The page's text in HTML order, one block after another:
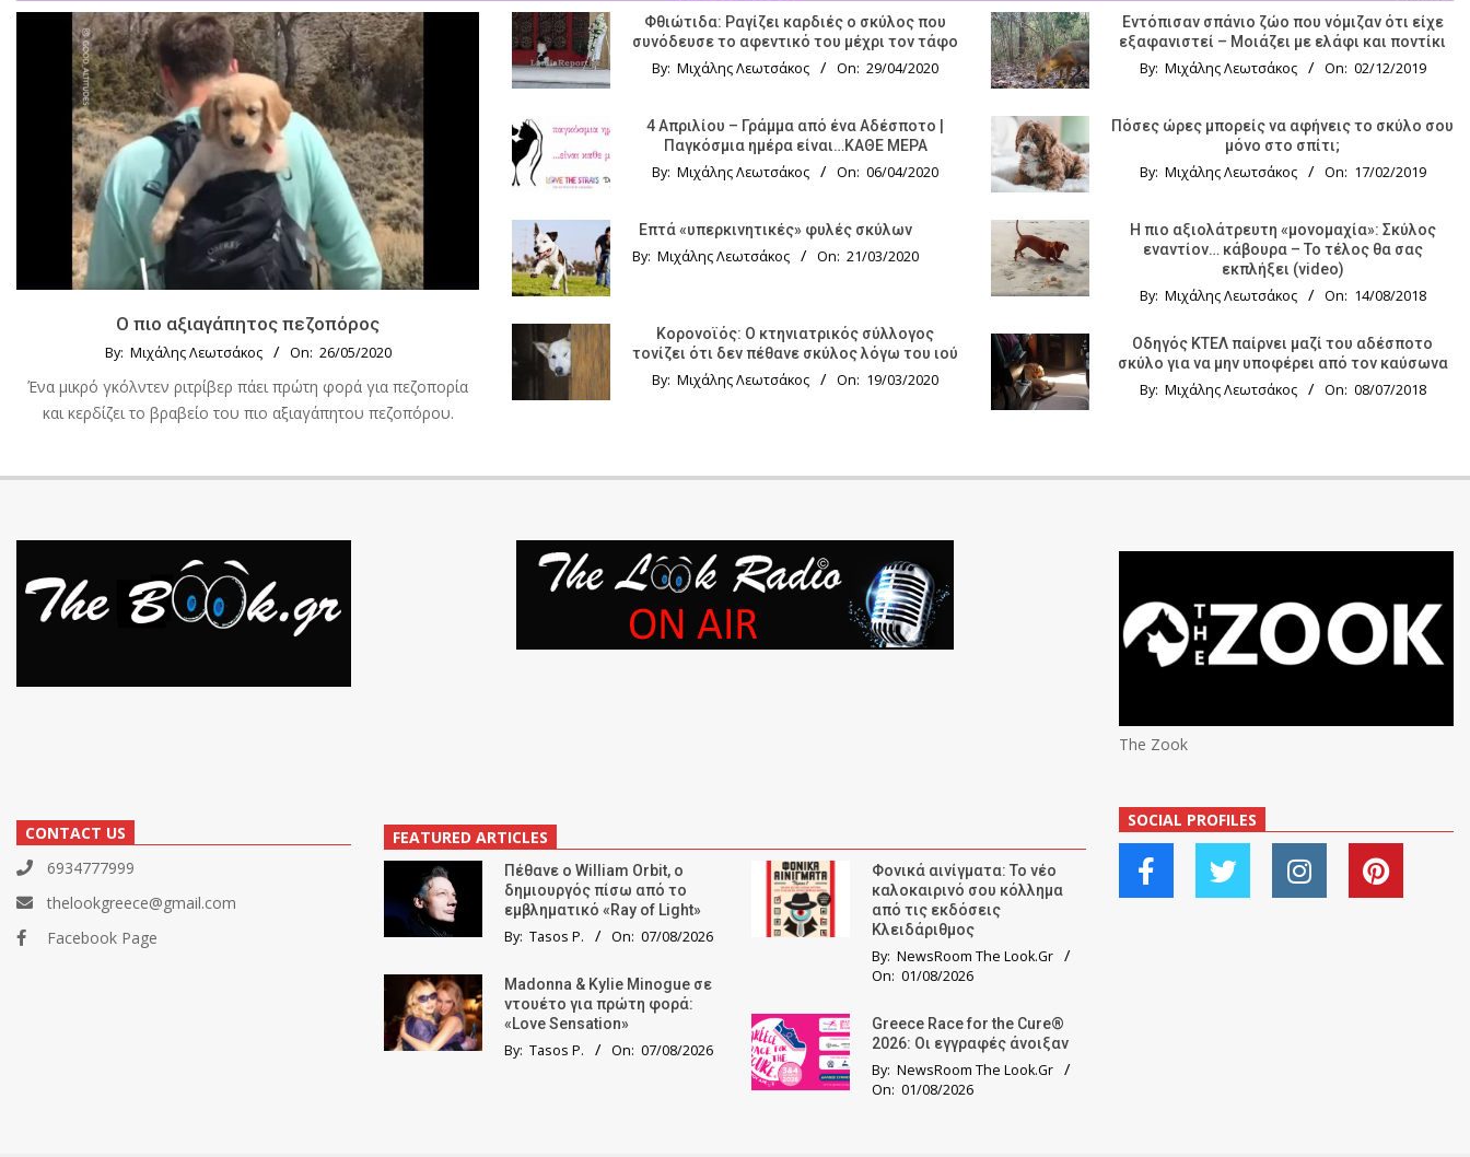
Ο πιο αξιαγάπητος πεζοπόρος
By: Μιχάλης Λεωτσάκος On: 26/05/2020
Ένα μικρό γκόλντεν ριτρίβερ πάει πρώτη φορά για πεζοπορία
και κερδίζει το βραβείο του πιο αξιαγάπητου πεζοπόρου.
Φθιώτιδα: Ραγίζει καρδιές ο σκύλος που
συνόδευσε το αφεντικό του μέχρι τον τάφο
By: Μιχάλης Λεωτσάκος On: 29/04/2020
4 Απριλίου – Γράμμα από ένα Αδέσποτο |
Παγκόσμια ημέρα είναι…ΚΑΘΕ ΜΕΡΑ
By: Μιχάλης Λεωτσάκος On: 06/04/2020
Επτά «υπερκινητικές» φυλές σκύλων
By: Μιχάλης Λεωτσάκος On: 21/03/2020
Κορονοϊός: Ο κτηνιατρικός σύλλογος
τονίζει ότι δεν πέθανε σκύλος λόγω του ιού
By: Μιχάλης Λεωτσάκος On: 19/03/2020
Εντόπισαν σπάνιο ζώο που νόμιζαν ότι είχε
εξαφανιστεί – Μοιάζει με ελάφι και ποντίκι
By: Μιχάλης Λεωτσάκος On: 02/12/2019
Πόσες ώρες μπορείς να αφήνεις το σκύλο σου
μόνο στο σπίτι;
By: Μιχάλης Λεωτσάκος On: 17/02/2019
Η πιο αξιολάτρευτη «μονομαχία»: Σκύλος
εναντίον… κάβουρα – Το τέλος θα σας
εκπλήξει (video)
By: Μιχάλης Λεωτσάκος On: 14/08/2018
Οδηγός KTΕΛ παίρνει μαζί του αδέσποτο
σκύλο για να μην υποφέρει από τον καύσωνα
By: Μιχάλης Λεωτσάκος On: 08/07/2018
CONTACT US
6934777999
thelookgreece@gmail.com
Facebook Page
FEATURED ARTICLES
Πέθανε ο William Orbit, ο
δημιουργός πίσω από το
εμβληματικό «Ray of Light»
By: Tasos P. On: 07/08/2026
Madonna & Kylie Minogue σε
ντουέτο για πρώτη φορά:
«Love Sensation»
By: Tasos P. On: 07/08/2026
Φονικά αινίγματα: Το νέο
καλοκαιρινό σου κόλλημα
από τις εκδόσεις
Κλειδάριθμος
By: NewsRoom The Look.Gr
On: 01/08/2026
Greece Race for the Cure®
2026: Οι εγγραφές άνοιξαν
By: NewsRoom The Look.Gr
On: 01/08/2026
The Zook
SOCIAL PROFILES